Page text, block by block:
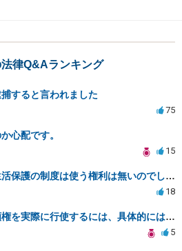
律Q&Aランキング
すると言われました
75
心配です。
15
犯罪歴のある者は生活保護の制度は使う権利は無いのでしょうか？
18
憲法の保障する請願権を実際に行使するには、具体的にはどのような手続きを踏めばよいのですか？
5